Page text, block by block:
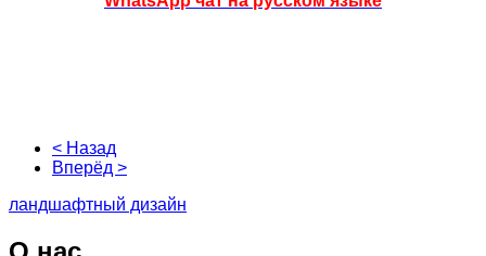
< Назад
Вперёд >
ландшафтный дизайн